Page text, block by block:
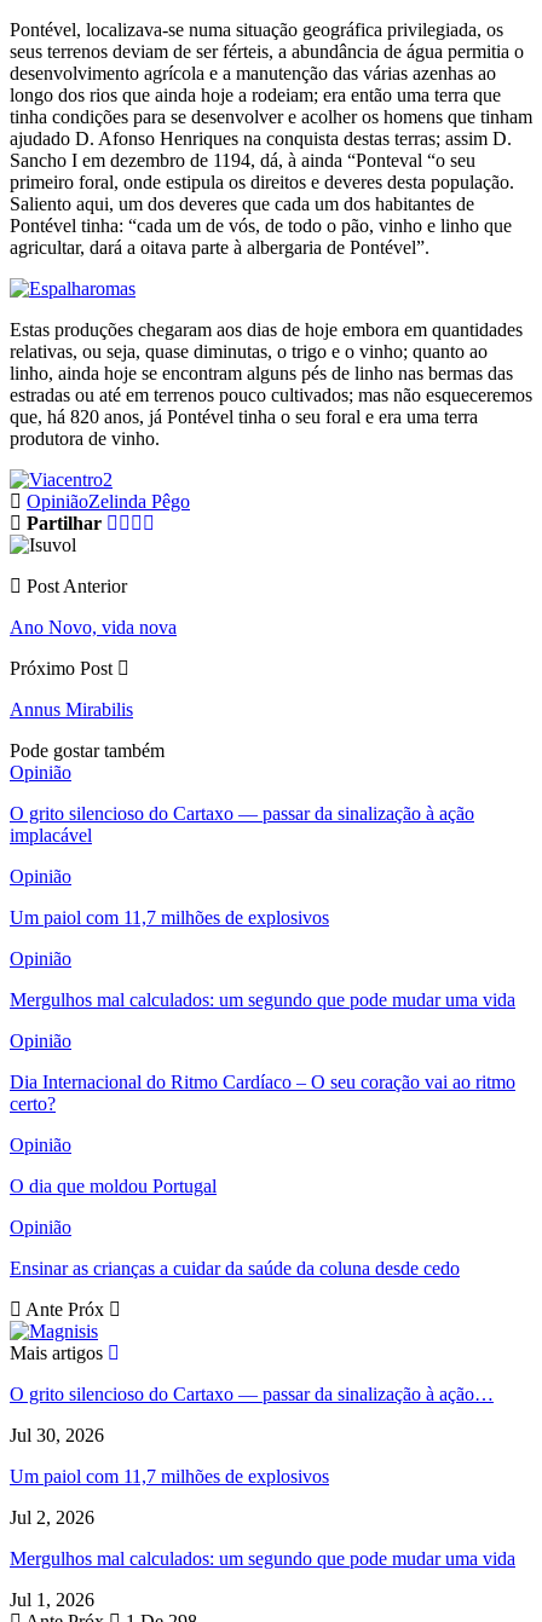
Pontével, localizava-se numa situação geográfica privilegiada, os
seus terrenos deviam de ser férteis, a abundância de água permitia o
desenvolvimento agrícola e a manutenção das várias azenhas ao
longo dos rios que ainda hoje a rodeiam; era então uma terra que
tinha condições para se desenvolver e acolher os homens que tinham
ajudado D. Afonso Henriques na conquista destas terras; assim D.
Sancho I em dezembro de 1194, dá, à ainda “Ponteval “o seu
primeiro foral, onde estipula os direitos e deveres desta população.
Saliento aqui, um dos deveres que cada um dos habitantes de
Pontével tinha: “cada um de vós, de todo o pão, vinho e linho que
agricultar, dará a oitava parte à albergaria de Pontével”.
Estas produções chegaram aos dias de hoje embora em quantidades
relativas, ou seja, quase diminutas, o trigo e o vinho; quanto ao
linho, ainda hoje se encontram alguns pés de linho nas bermas das
estradas ou até em terrenos pouco cultivados; mas não esqueceremos
que, há 820 anos, já Pontével tinha o seu foral e era uma terra
produtora de vinho.
OpiniãoZelinda Pêgo
Partilhar
Post Anterior
Ano Novo, vida nova
Próximo Post
Annus Mirabilis
Pode gostar também
Opinião
O grito silencioso do Cartaxo — passar da sinalização à ação
implacável
Opinião
Um paiol com 11,7 milhões de explosivos
Opinião
Mergulhos mal calculados: um segundo que pode mudar uma vida
Opinião
Dia Internacional do Ritmo Cardíaco – O seu coração vai ao ritmo
certo?
Opinião
O dia que moldou Portugal
Opinião
Ensinar as crianças a cuidar da saúde da coluna desde cedo
Ante Próx
Mais artigos
O grito silencioso do Cartaxo — passar da sinalização à ação…
Jul 30, 2026
Um paiol com 11,7 milhões de explosivos
Jul 2, 2026
Mergulhos mal calculados: um segundo que pode mudar uma vida
Jul 1, 2026